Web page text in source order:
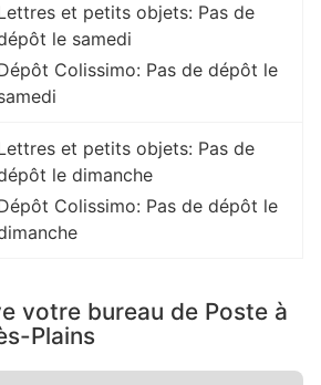
et petits objets: Pas de
le samedi
Colissimo: Pas de dépôt le
et petits objets: Pas de
le dimanche
Colissimo: Pas de dépôt le
votre bureau de Poste à
Plains